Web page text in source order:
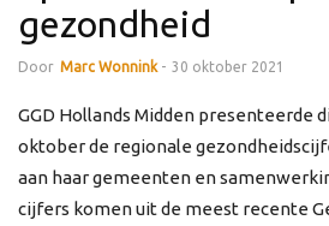
gezondheid
Door Marc Wonnink - 30 oktober 2021
GGD Hollands Midden presenteerde
oktober de regionale
aan haar gemeenten en
cijfers komen uit de meest recente